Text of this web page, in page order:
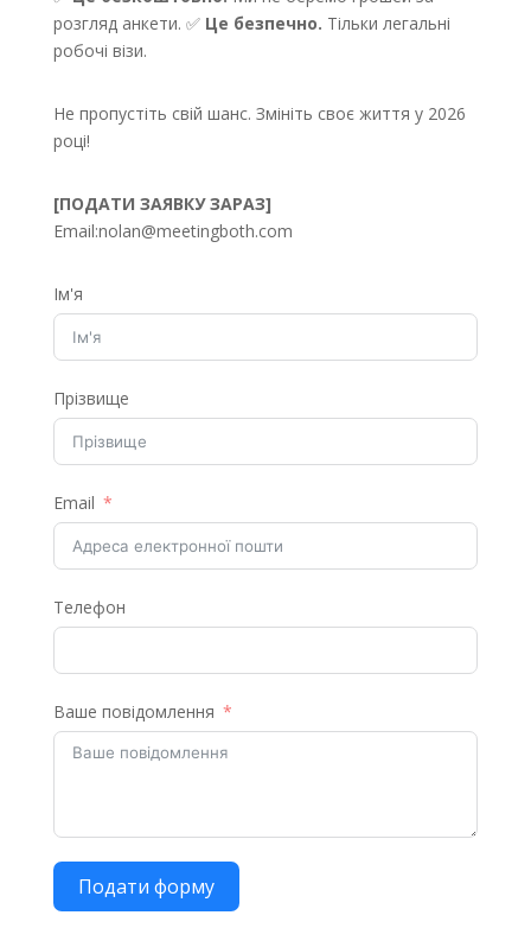
розгляд анкети. ✅ Це безпечно. Тільки легальні
робочі візи.
Не пропустіть свій шанс. Змініть своє життя у 2026
році!
[ПОДАТИ ЗАЯВКУ ЗАРАЗ]
Email:nolan@meetingboth.com
Ім'я
Прізвище
Email
Телефон
Ваше повідомлення
Подати форму